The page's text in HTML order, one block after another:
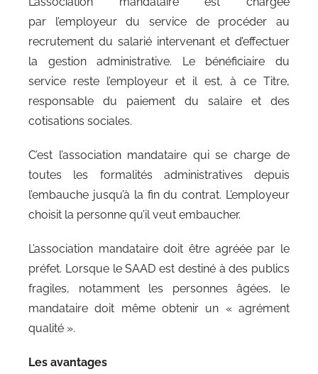
par l’employeur du service de procéder au
recrutement du salarié intervenant et d’effectuer
la gestion administrative. Le bénéficiaire du
service reste l’employeur et il est, à ce Titre,
responsable du paiement du salaire et des
cotisations sociales.
C’est l’association mandataire qui se charge de
toutes les formalités administratives depuis
l’embauche jusqu’à la fin du contrat. L’employeur
choisit la personne qu’il veut embaucher.
L’association mandataire doit être agréée par le
préfet. Lorsque le SAAD est destiné à des publics
fragiles, notamment les personnes âgées, le
mandataire doit même obtenir un « agrément
qualité ».
Les avantages